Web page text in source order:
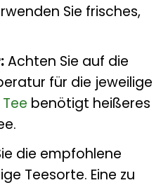
Sie frisches,
Achten Sie auf die
für die jeweilige
benötigt heißeres
die empfohlene
Teesorte. Eine zu